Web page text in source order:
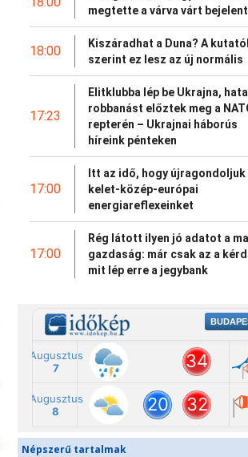
megtette a várva várt
18:00
Kiszáradhat a Duna? A
szerint ez lesz az új normális
17:23
Elitklubba lép be Ukrajna,
robbanást előztek meg a
repterén – Ukrajnai háborús
híreink pénteken
17:00
Itt az idő, hogy újragondoljuk
kelet-közép-európai
energiareflexeinket
17:00
Rég látott ilyen jó adatot a
gazdaság: már csak az a
mit lép erre a jegybank
Népszerű tartalmak